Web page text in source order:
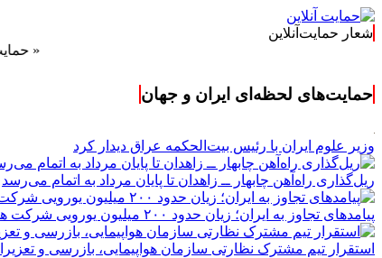
شعار حمایت‌آنلاین
«
حمایت‌های لحظه‌ای ایران و جهان
وزیر علوم ایران با رئیس بیت‌الحکمه عراق دیدار کرد
ریل‌گذاری راه‌آهن چابهار ــ زاهدان تا پایان مرداد به اتمام می‌رسد
پیامدهای تجاوز به ایران؛ زیان حدود ۲۰۰ میلیون یورویی شرکت هواپیمایی مجارستان
استقرار تیم مشترک نظارتی سازمان هواپیمایی، بازرسی و